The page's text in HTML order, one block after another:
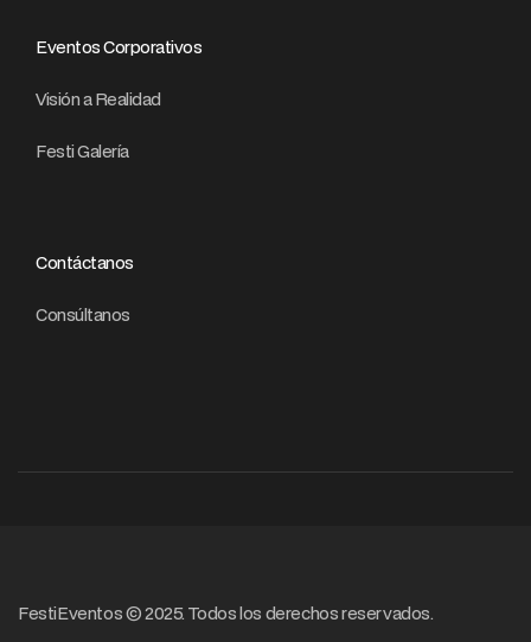
Eventos Corporativos
Visión a Realidad
Festi Galería
Contáctanos
Consúltanos
FestiEventos © 2025. Todos los derechos reservados.